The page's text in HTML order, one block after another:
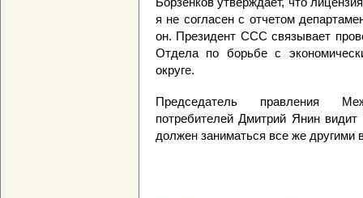
я не согласен с отчетом
он. Президент ССС связывает
Отдела по борьбе с
округе.
Председатель правления
потребителей Дмитрий Янин
должен заниматься все же